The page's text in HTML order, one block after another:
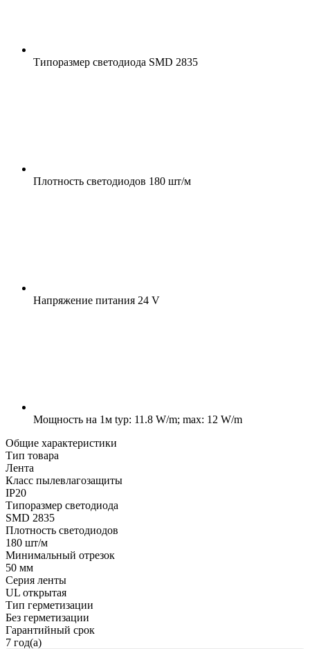
Типоразмер светодиода SMD 2835
Плотность светодиодов 180 шт/м
Напряжение питания 24 V
Мощность на 1м typ: 11.8 W/m; max: 12 W/m
Общие характеристики
Тип товара
Лента
Класс пылевлагозащиты
IP20
Типоразмер светодиода
SMD 2835
Плотность светодиодов
180 шт/м
Минимальный отрезок
50 мм
Серия ленты
UL открытая
Тип герметизации
Без герметизации
Гарантийный срок
7 год(а)